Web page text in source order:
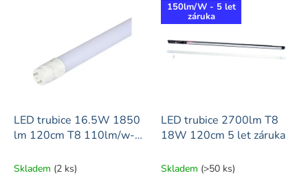
LED trubice 16.5W 1850
lm 120cm T8 110lm/w-
Skladem (2 ks)
150lm/W - 5 let
záruka
LED trubice 2700lm T8
18W 120cm 5 let záruka
Skladem (>50 ks)